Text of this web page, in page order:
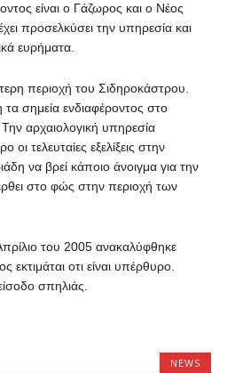
είναι ο Γάζωρος και ο Νέος
προσελκύσει την υπηρεσία και
ευρήματα.
περιοχή του Σιδηροκάστρου.
σημεία ενδιαφέροντος στο
αρχαιολογική υπηρεσία
τελευταίες εξελίξεις στην
να βρεί κάποιο άνοιγμα για την
στο φώς στην περιοχή των
του 2005 ανακαλύφθηκε
εκτιμάται οτι είναι υπέρθυρο.
σπηλιάς.
NEWS